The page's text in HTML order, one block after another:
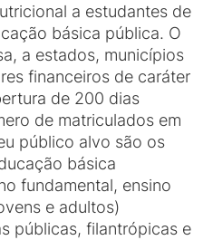
a estudantes de
básica pública. O
a estados, municípios
financeiros de caráter
de 200 dias
de matriculados em
público alvo são os
básica
fundamental, ensino
e adultos)
públicas, filantrópicas e